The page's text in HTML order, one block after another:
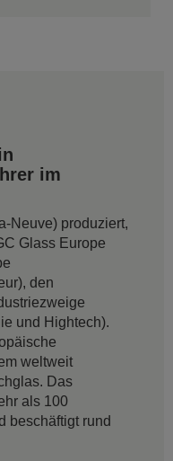
im
Neuve) produziert,
Glass Europe
den
und Hightech).
weltweit
Das
als 100
beschäftigt rund